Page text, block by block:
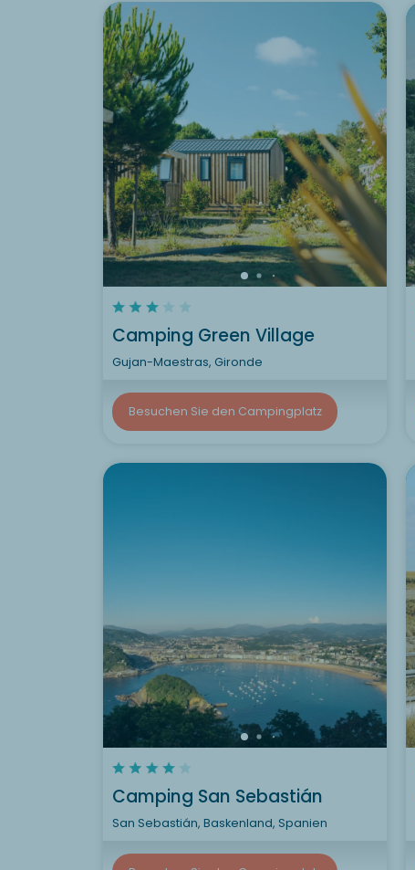
Camping Green Village
Gujan-Maestras, Gironde
Besuchen Sie den Campingplatz
Camping San Sebastián
San Sebastián, Baskenland, Spanien